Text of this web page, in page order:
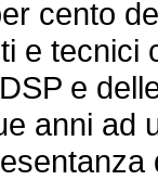
cento
e
e
anni ad